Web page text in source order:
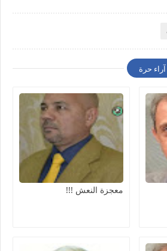
حرة
معجزة النعش !!!